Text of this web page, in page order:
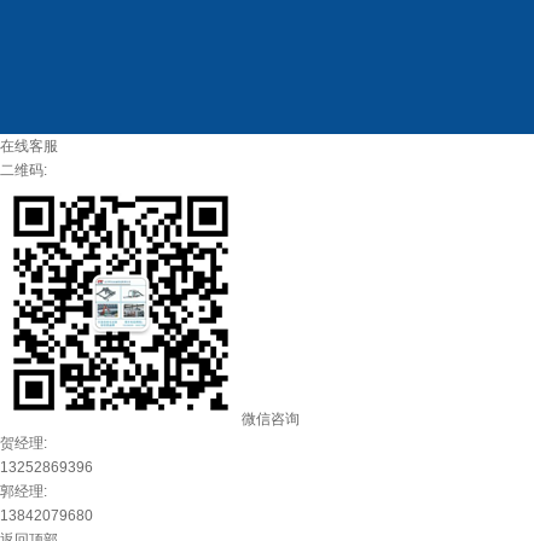
在线客服
二维码:
微信咨询
贺经理:
13252869396
郭经理:
13842079680